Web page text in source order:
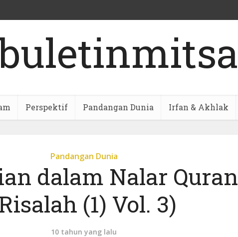
Perspektif Pandangan Dunia Irfan & Akhlak
Pandangan Dunia
dalam Nalar Quran
(1) Vol. 3)
10 tahun yang lalu